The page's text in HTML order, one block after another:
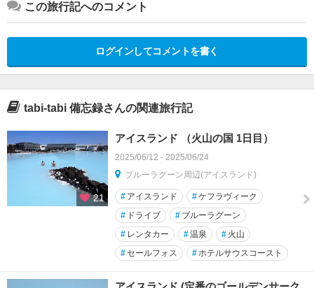
この旅行記へのコメント
ログインしてコメントを書く
tabi-tabi 備忘録さんの関連旅行記
21
アイスランド （火山の国 1日目）
2025/06/12 - 2025/06/24
ブルーラグーン周辺(アイスランド)
# アイスランド #ケフラヴィーク
# ドライブ # ブルーラグーン
# レンタカー #温泉 # 火山
#セールフォス #ホテルサウスコースト